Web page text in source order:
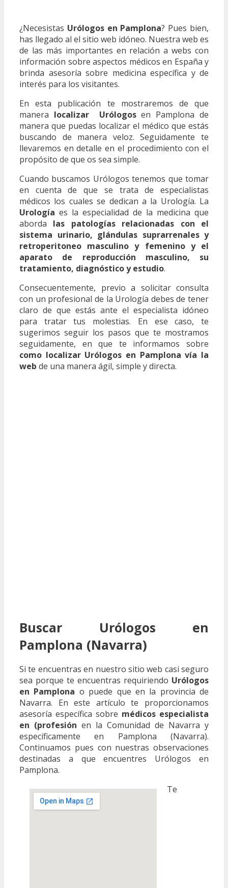
¿Necesistas Urólogos en Pamplona? Pues bien,
has llegado al el sitio web idóneo. Nuestra web es
de las más importantes en relación a webs con
información sobre aspectos médicos en España y
brinda asesoría sobre medicina específica y de
interés para los visitantes.
En esta publicación te mostraremos de que
manera localizar Urólogosen Pamplona de
manera que puedas localizar el médico que estás
buscando de manera veloz. Seguidamente te
llevaremos en detalle en el procedimiento con el
propósito de que os sea simple.
Cuando buscamos Urólogos tenemos que tomar
en cuenta de que se trata de especialistas
médicos los cuales se dedican a la Urología. La
Urología es la especialidad de la medicina que
aborda las patologías relacionadas con el
sistema urinario, glándulas suprarrenales y
retroperitoneo masculino y femenino y el
aparato de reproducción masculino, su
tratamiento, diagnóstico y estudio.
Consecuentemente, previo a solicitar consulta
con un profesional de la Urología debes de tener
claro de que estás ante el especialista idóneo
para tratar tus molestias. En ese caso, te
sugerimos seguir los pasos que te mostramos
seguidamente, en que te informamos sobre
como localizar Urólogos en Pamplona vía la
web de una manera ágil, simple y directa.
Buscar Urólogos en
Pamplona (Navarra)
Si te encuentras en nuestro sitio web casi seguro
sea porque te encuentras requiriendo Urólogos
en Pamplona o puede que en la provincia de
Navarra. En este artículo te proporcionamos
asesoría específica sobre médicos especialista
en (profesión en la Comunidad de Navarra y
específicamente en Pamplona (Navarra).
Continuamos pues con nuestras observaciones
destinadas a que encuentres Urólogos en
Pamplona.
Te